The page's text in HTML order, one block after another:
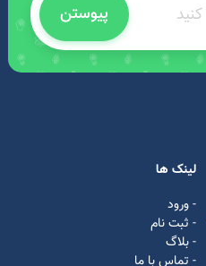
پیوستن
لینک ها
- ورود
- ثبت نام
- بلاگ
- تماس با ما